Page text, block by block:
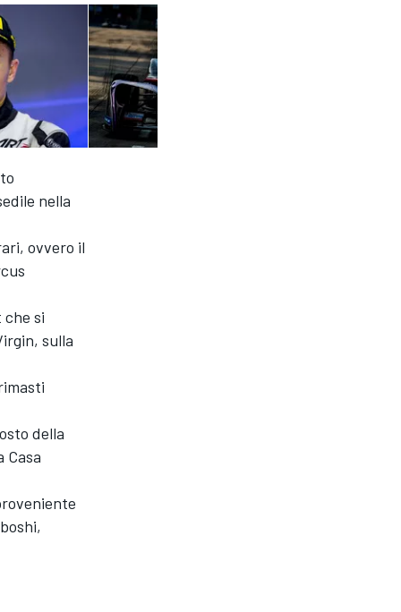
nella
ovvero il
che si
sulla
della
Casa